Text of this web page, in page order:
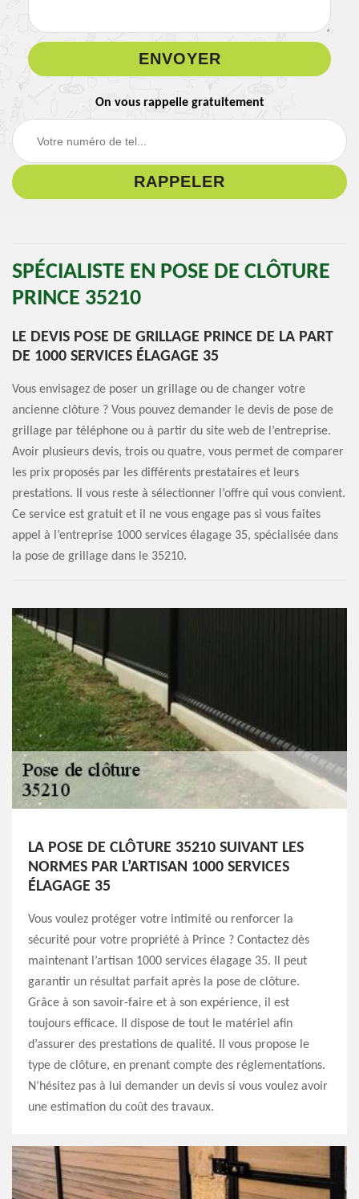
On vous rappelle gratuitement
SPÉCIALISTE EN POSE DE CLÔTURE
PRINCE 35210
LE DEVIS POSE DE GRILLAGE PRINCE DE LA PART
DE 1000 SERVICES ÉLAGAGE 35
Vous envisagez de poser un grillage ou de changer votre
ancienne clôture ? Vous pouvez demander le devis de pose de
grillage par téléphone ou à partir du site web de l’entreprise.
Avoir plusieurs devis, trois ou quatre, vous permet de comparer
les prix proposés par les différents prestataires et leurs
prestations. Il vous reste à sélectionner l’offre qui vous convient.
Ce service est gratuit et il ne vous engage pas si vous faites
appel à l’entreprise 1000 services élagage 35, spécialisée dans
la pose de grillage dans le 35210.
LA POSE DE CLÔTURE 35210 SUIVANT LES
NORMES PAR L’ARTISAN 1000 SERVICES
ÉLAGAGE 35
Vous voulez protéger votre intimité ou renforcer la
sécurité pour votre propriété à Prince ? Contactez dès
maintenant l’artisan 1000 services élagage 35. Il peut
garantir un résultat parfait après la pose de clôture.
Grâce à son savoir-faire et à son expérience, il est
toujours efficace. Il dispose de tout le matériel afin
d’assurer des prestations de qualité. Il vous propose le
type de clôture, en prenant compte des réglementations.
N’hésitez pas à lui demander un devis si vous voulez avoir
une estimation du coût des travaux.